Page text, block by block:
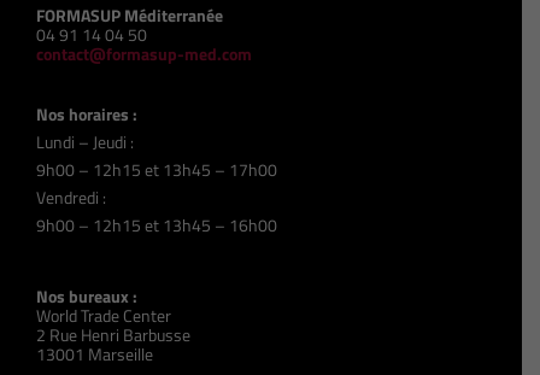
FORMASUP Méditerranée
04 91 14 04 50
contact@formasup-med.com
Nos horaires :
Lundi – Jeudi :
9h00 – 12h15 et 13h45 – 17h00
Vendredi :
9h00 – 12h15 et 13h45 – 16h00
Nos bureaux :
World Trade Center
2 Rue Henri Barbusse
13001 Marseille